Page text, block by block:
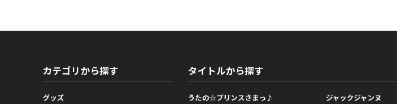
カテゴリから探す
グッズ
タイトルから探す
うたの☆プリンスさまっ♪
ジャックジャンヌ